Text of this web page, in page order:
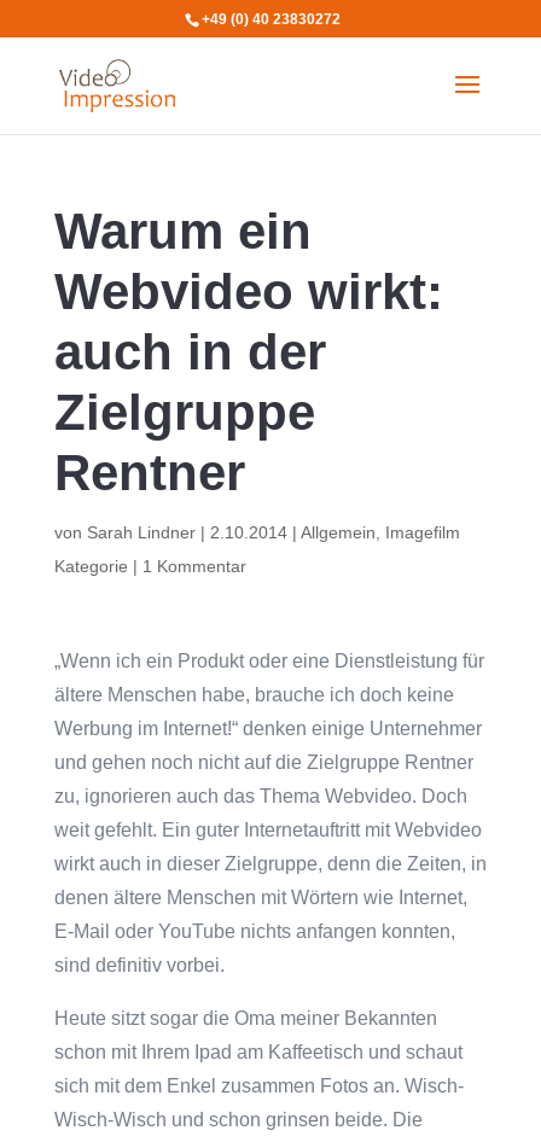
+49 (0) 40 23830272
Warum ein
Webvideo wirkt:
auch in der
Zielgruppe
Rentner
von Sarah Lindner| 2.10.2014| Allgemein
Imagefilm
Kategorie | 1 Kommentar
„Wenn ich ein Produkt oder eine Dienstleistung für
ältere Menschen habe, brauche ich doch keine
Werbung im Internet!“ denken einige Unternehmer
und gehen noch nicht auf die Zielgruppe Rentner
zu, ignorieren auch das Thema Webvideo. Doch
weit gefehlt. Ein guter Internetauftritt mit Webvideo
wirkt auch in dieser Zielgruppe, denn die Zeiten, in
denen ältere Menschen mit Wörtern wie Internet,
E-Mail oder YouTube nichts anfangen konnten,
sind definitiv vorbei.
Heute sitzt sogar die Oma meiner Bekannten
schon mit Ihrem Ipad am Kaffeetisch und schaut
sich mit dem Enkel zusammen Fotos an. Wisch-
Wisch-Wisch und schon grinsen beide. Die